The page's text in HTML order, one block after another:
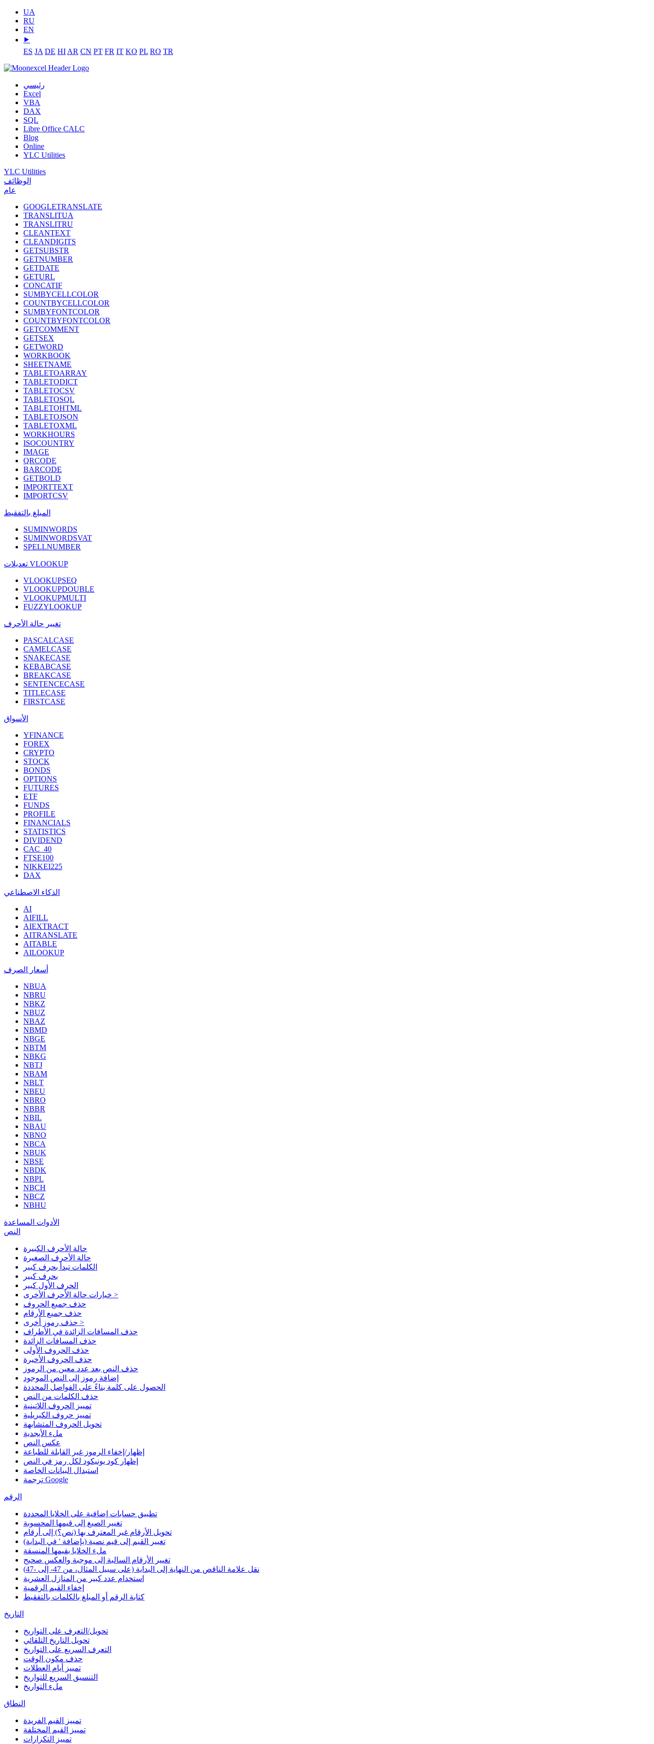
UA
RU
EN
⯈
ES JA DE HI AR CN PT FR IT KO PL RO TR
رئيسي
Excel
VBA
DAX
SQL
Libre Office CALC
Blog
Online
YLC Utilities
YLC Utilities
الوظائف
عام
GOOGLETRANSLATE
TRANSLITUA
TRANSLITRU
CLEANTEXT
CLEANDIGITS
GETSUBSTR
GETNUMBER
GETDATE
GETURL
CONCATIF
SUMBYCELLCOLOR
COUNTBYCELLCOLOR
SUMBYFONTCOLOR
COUNTBYFONTCOLOR
GETCOMMENT
GETSEX
GETWORD
WORKBOOK
SHEETNAME
TABLETOARRAY
TABLETODICT
TABLETOCSV
TABLETOSQL
TABLETOHTML
TABLETOJSON
TABLETOXML
WORKHOURS
ISOCOUNTRY
IMAGE
QRCODE
BARCODE
GETBOLD
IMPORTTEXT
IMPORTCSV
المبلغ بالتفقيط
SUMINWORDS
SUMINWORDSVAT
SPELLNUMBER
تعديلات VLOOKUP
VLOOKUPSEQ
VLOOKUPDOUBLE
VLOOKUPMULTI
FUZZYLOOKUP
تغيير حالة الأحرف
PASCALCASE
CAMELCASE
SNAKECASE
KEBABCASE
BREAKCASE
SENTENCECASE
TITLECASE
FIRSTCASE
الأسواق
YFINANCE
FOREX
CRYPTO
STOCK
BONDS
OPTIONS
FUTURES
ETF
FUNDS
PROFILE
FINANCIALS
STATISTICS
DIVIDEND
CAC_40
FTSE100
NIKKEI225
DAX
الذكاء الاصطناعي
AI
AIFILL
AIEXTRACT
AITRANSLATE
AITABLE
AILOOKUP
أسعار الصرف
NBUA
NBRU
NBKZ
NBUZ
NBAZ
NBMD
NBGE
NBTM
NBKG
NBTJ
NBAM
NBLT
NBEU
NBRO
NBBR
NBIL
NBAU
NBNO
NBCA
NBUK
NBSE
NBDK
NBPL
NBCH
NBCZ
NBHU
الأدوات المساعدة
النص
حالة الأحرف الكبيرة
حالة الأحرف الصغيرة
الكلمات تبدأ بحرف كبير
بحرف كبير
الحرف الأول كبير
خيارات حالة الأحرف الأخرى >
حذف جميع الحروف
حذف جميع الأرقام
حذف رموز أخرى >
حذف المسافات الزائدة في الأطراف
حذف المسافات الزائدة
حذف الحروف الأولى
حذف الحروف الأخيرة
حذف النص بعد عدد معين من الرموز
إضافة رموز إلى النص الموجود
الحصول على كلمة بناءً على الفواصل المحددة
حذف الكلمات من النص
تمييز الحروف اللاتينية
تمييز حروف الكيريلية
تحويل الحروف المتشابهة
ملء الأبجدية
عكس النص
إظهار/إخفاء الرموز غير القابلة للطباعة
إظهار كود يونيكود لكل رمز في النص
استبدال البيانات الخاصة
ترجمة Google
الرقم
تطبيق حسابات إضافية على الخلايا المحددة
تغيير الصيغ إلى قيمها المحسوبة
تحويل الأرقام غير المعترف بها (نص؟) إلى أرقام
تغيير القيم إلى قيم نصية (بإضافة ' في البداية)
ملء الخلايا بقيمها المنسقة
تغيير الأرقام السالبة إلى موجبة والعكس صحيح
نقل علامة الناقص من النهاية إلى البداية (على سبيل المثال، من 47- إلى -47)
استخدام عدد كبير من المنازل العشرية
إخفاء القيم الرقمية
كتابة الرقم أو المبلغ بالكلمات بالتفقيط
التاريخ
تحويل/التعرف على التواريخ
تحويل التاريخ التلقائي
التعرف السريع على التواريخ
حذف مكون الوقت
تمييز أيام العطلات
التنسيق السريع للتواريخ
ملء التواريخ
النطاق
تمييز القيم الفريدة
تمييز القيم المختلفة
تمييز التكرارات